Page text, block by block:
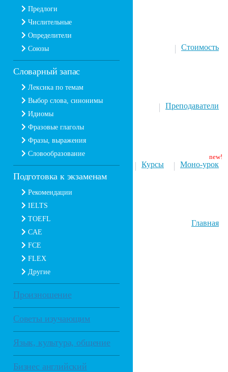
Предлоги
Числительные
Определители
Союзы
Словарный запас
Лексика по темам
Выбор слова, синонимы
Идиомы
Фразовые глаголы
Фразы, выражения
Словообразование
Подготовка к экзаменам
Рекомендации
IELTS
TOEFL
CAE
FCE
FLEX
Другие
Произношение
Советы изучающим
Язык, культура, общение
Бизнес английский
Стоимость
Преподаватели
Моно-урок
Курсы
Главная